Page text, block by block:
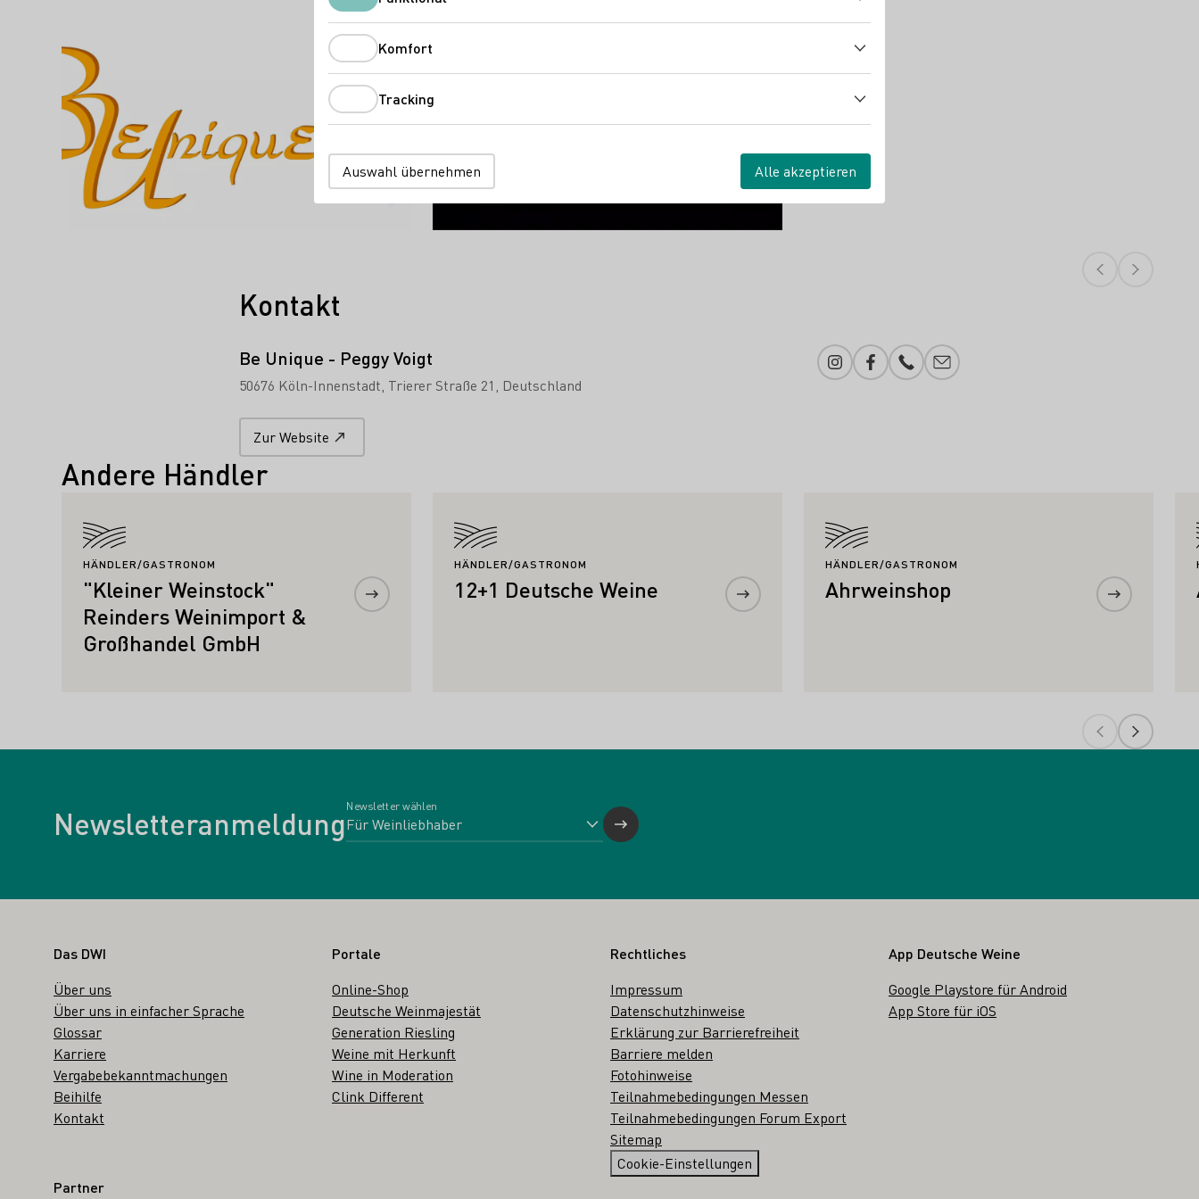
Das könnte Sie auch interessieren
Kontakt
Be Unique - Peggy Voigt
50676 Köln-Innenstadt Trierer Straße 21 Deutschland
InstagramFacebookTelefonnummer
E-Mail-Adresse
Zur Website
Andere Händler
HÄNDLER/GASTRONOM
"Kleiner Weinstock"
Reinders Weinimport &
Großhandel GmbH
Mehr erfahren
HÄNDLER/GASTRONOM
12+1 Deutsche Weine
Mehr erfahren
HÄNDLER/GASTRONOM
Ahrweinshop
Mehr erfahren
Newsletteranmeldung
Newsletter wählen
Fußbereich
Das DWI
Über uns
Über uns in einfacher Sprache
Glossar
Karriere
Vergabebekanntmachungen
Beihilfe
Kontakt
Portale
Online-Shop
Deutsche Weinmajestät
Generation Riesling
Weine mit Herkunft
Wine in Moderation
Clink Different
Rechtliches
Impressum
Datenschutzhinweise
Erklärung zur Barrierefreiheit
Barriere melden
Fotohinweise
Teilnahmebedingungen Messen
Teilnahmebedingungen Forum Export
Sitemap
Cookie-Einstellungen
Funktional
Komfort
Tracking
Auswahl übernehmen Alle akzeptieren
App Deutsche Weine
Google Playstore für Android
App Store für iOS
Partner